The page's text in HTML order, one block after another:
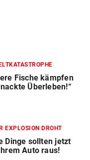
Fische kämpfen
Überleben!“
EXPLOSION DROHT
Dinge sollten jetzt
Auto raus!